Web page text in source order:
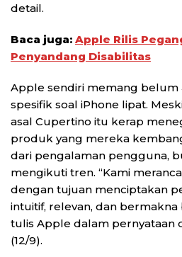
detail.
Baca juga: Apple Rilis
Penyandang Disabilitas
Apple sendiri memang belum
spesifik soal iPhone lipat.
asal Cupertino itu kerap
produk yang mereka
dari pengalaman pengguna,
mengikuti tren. “Kami
dengan tujuan menciptakan
intuitif, relevan, dan bermakna
tulis Apple dalam pernyataan
(12/9).